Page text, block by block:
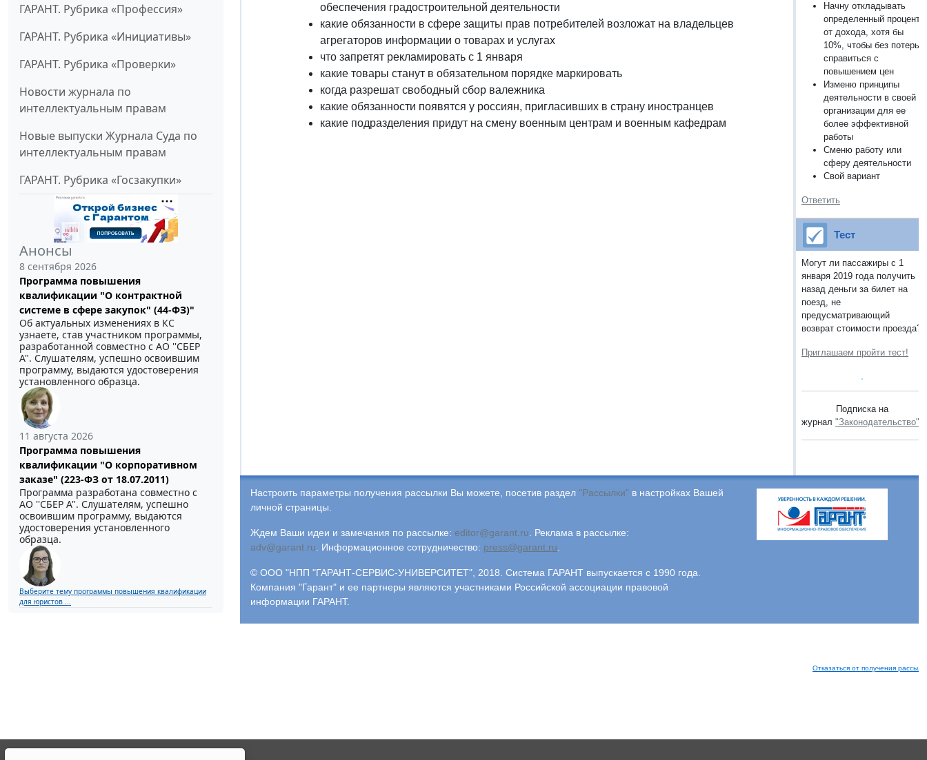
ГАРАНТ. Рубрика «Профессия»
ГАРАНТ. Рубрика «Инициативы»
ГАРАНТ. Рубрика «Проверки»
Новости журнала по
интеллектуальным правам
Новые выпуски Журнала Суда по
интеллектуальным правам
ГАРАНТ. Рубрика «Госзакупки»
Анонсы
8 сентября 2026
Программа повышения
квалификации "О контрактной
системе в сфере закупок" (44-ФЗ)"
Об актуальных изменениях в КС
узнаете, став участником программы,
разработанной совместно с АО ''СБЕР
А". Слушателям, успешно освоившим
программу, выдаются удостоверения
установленного образца.
11 августа 2026
Программа повышения
квалификации "О корпоративном
заказе" (223-ФЗ от 18.07.2011)
Программа разработана совместно с
АО ''СБЕР А". Слушателям, успешно
освоившим программу, выдаются
удостоверения установленного
образца.
Выберите тему программы повышения квалификации
для юристов ...
обеспечения градостроительной деятельности
какие обязанности в сфере защиты прав потребителей возложат на владельцев
агрегаторов информации о товарах и услугах
что запретят рекламировать с 1 января
какие товары станут в обязательном порядке маркировать
когда разрешат свободный сбор валежника
какие обязанности появятся у россиян, пригласивших в страну иностранцев
какие подразделения придут на смену военным центрам и военным кафедрам
Начну откладывать
определенный процент
от дохода, хотя бы
10%, чтобы без потерь
справиться с
повышением цен
Изменю принципы
деятельности в своей
организации для ее
более эффективной
работы
Сменю работу или
сферу деятельности
Свой вариант
Ответить
Тест
Могут ли пассажиры с 1
января 2019 года получить
назад деньги за билет на
поезд, не
предусматривающий
возврат стоимости проезда?
Приглашаем пройти тест!
Подписка на
журнал "Законодательство"
Настроить параметры получения рассылки Вы можете, посетив раздел "Рассылки" в настройках Вашей
личной страницы.
Ждем Ваши идеи и замечания по рассылке: editor@garant.ru. Реклама в рассылке:
adv@garant.ru. Информационное сотрудничество: press@garant.ru.
© ООО "НПП "ГАРАНТ-СЕРВИС-УНИВЕРСИТЕТ", 2018. Система ГАРАНТ выпускается с 1990 года.
Компания "Гарант" и ее партнеры являются участниками Российской ассоциации правовой
информации ГАРАНТ.
Отказаться от получения